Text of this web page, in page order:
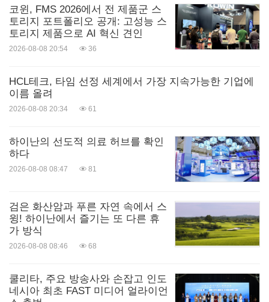
코윈, FMS 2026에서 전 제품군 스
토리지 포트폴리오 공개: 고성능 스
토리지 제품으로 AI 혁신 견인
2026-08-08 20:54 36
HCL테크, 타임 선정 세계에서 가장 지속가능한 기업에
이름 올려
2026-08-08 20:34 61
하이난의 선도적 의료 허브를 확인
하다
2026-08-08 08:47 81
검은 화산암과 푸른 자연 속에서 스
윙! 하이난에서 즐기는 또 다른 휴
가 방식
2026-08-08 08:46 68
쿨리타, 주요 방송사와 손잡고 인도
네시아 최초 FAST 미디어 얼라이언